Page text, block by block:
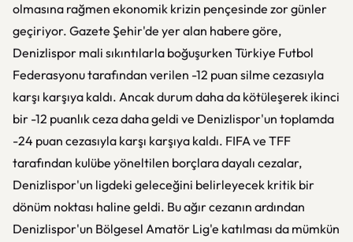
olmasına rağmen ekonomik krizin pençesinde zor günler
geçiriyor. Gazete Şehir'de yer alan habere göre,
Denizlispor mali sıkıntılarla boğuşurken Türkiye Futbol
Federasyonu tarafından verilen -12 puan silme cezasıyla
karşı karşıya kaldı. Ancak durum daha da kötüleşerek ikinci
bir -12 puanlık ceza daha geldi ve Denizlispor'un toplamda
-24 puan cezasıyla karşı karşıya kaldı. FIFA ve TFF
tarafından kulübe yöneltilen borçlara dayalı cezalar,
Denizlispor'un ligdeki geleceğini belirleyecek kritik bir
dönüm noktası haline geldi. Bu ağır cezanın ardından
Denizlispor'un Bölgesel Amatör Lig'e katılması da mümkün